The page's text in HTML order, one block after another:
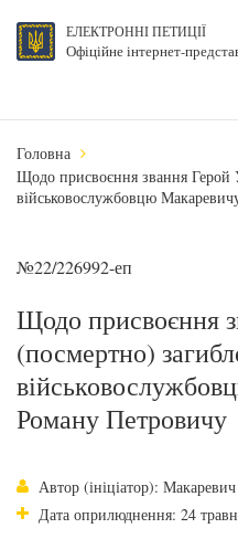
ЕЛЕКТРОННІ ПЕТИЦІЇ
Офіційне інтернет-
Головна
Щодо присвоєння звання Герой
військовослужбовцю
№22/226992-еп
Щодо присвоєння
(посмертно)
Роману Петровичу
Автор (ініціатор): Макаревич
Дата оприлюднення: 24